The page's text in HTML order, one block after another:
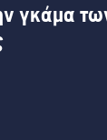
γκάμα